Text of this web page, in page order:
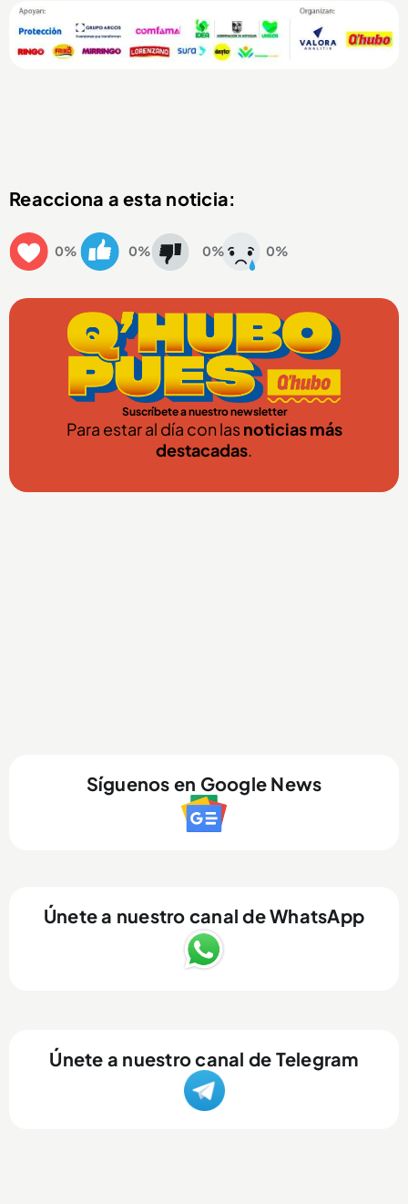
Reacciona a esta noticia:
0% 0% 0% 0%
Suscríbete a nuestro newsletter
Para estar al día con lasnoticias más
destacadas
Síguenos en Google News
Únete a nuestro canal de WhatsApp
Únete a nuestro canal de Telegram